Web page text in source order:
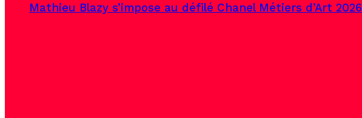
Mathieu Blazy s’impose au défilé Chanel Métiers d’Art 2026